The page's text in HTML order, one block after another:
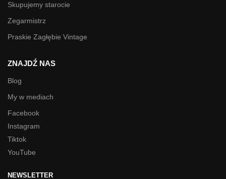
Skupujemy starocie
Zegarmistrz
Praskie Zagłębie Vintage
ZNAJDŹ NAS
Blog
My w mediach
Facebook
Instagram
Tiktok
YouTube
NEWSLETTER